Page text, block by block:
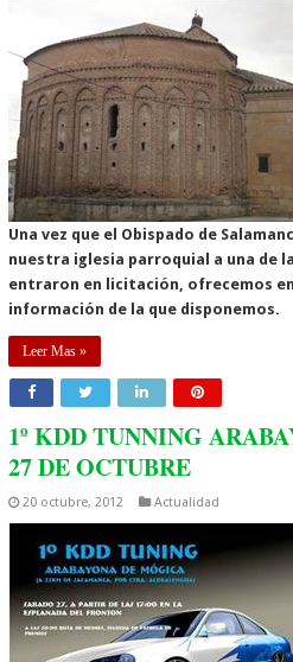
Una vez que el Obispado de
nuestra iglesia parroquial a una de
entraron en licitación, ofrecemos
información de la que disponemos.
Leer Mas »
1º KDD TUNNING
27 DE OCTUBRE
20 octubre, 2012 Actualidad